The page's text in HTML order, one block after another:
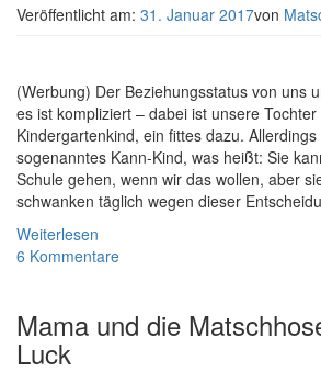
Veröffentlicht am: 31. Januar 2017von
(Werbung) Der Beziehungsstatus von uns
es ist kompliziert – dabei ist unsere Tochter
Kindergartenkind, ein fittes dazu. Allerdings
sogenanntes Kann-Kind, was heißt: Sie
Schule gehen, wenn wir das wollen, aber
schwanken täglich wegen dieser
Weiterlesen
6 Kommentare
Mama und die
Luck